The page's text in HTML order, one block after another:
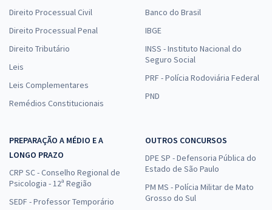
Direito Processual Civil
Direito Processual Penal
Direito Tributário
Leis
Leis Complementares
Remédios Constitucionais
Banco do Brasil
IBGE
INSS - Instituto Nacional do
Seguro Social
PRF - Polícia Rodoviária Federal
PND
PREPARAÇÃO A MÉDIO E A
LONGO PRAZO
CRP SC - Conselho Regional de
Psicologia - 12ª Região
SEDF - Professor Temporário
OUTROS CONCURSOS
DPE SP - Defensoria Pública do
Estado de São Paulo
PM MS - Polícia Militar de Mato
Grosso do Sul